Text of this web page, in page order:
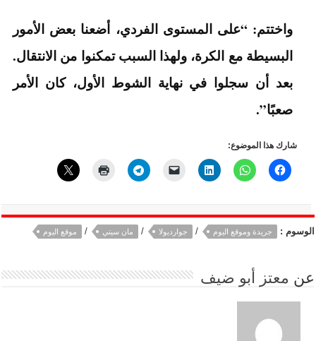
واختتم: “على المستوى الفردي، أضعنا بعض الأمور
البسيطة مع الكرة، ولهذا السبب تمكنوا من الانتقال.
بعد أن سجلوا في نهاية الشوط الأول، كان الأمر
صعبًا”.
شارك هذا الموضوع:
الوسوم : جريدة وموقع اليوم / جوارديولا / مان سيتي / موقع اليوم
عن معتز أبو ضيف